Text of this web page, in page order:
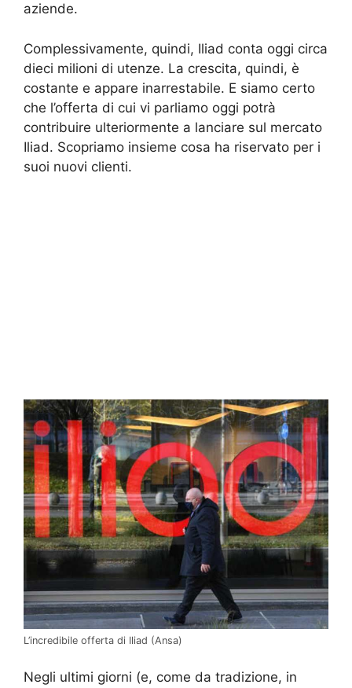
aziende.
Complessivamente, quindi, Iliad conta oggi circa
dieci milioni di utenze. La crescita, quindi, è
costante e appare inarrestabile. E siamo certo
che l’offerta di cui vi parliamo oggi potrà
contribuire ulteriormente a lanciare sul mercato
Iliad. Scopriamo insieme cosa ha riservato per i
suoi nuovi clienti.
L’incredibile offerta di Iliad (Ansa)
Negli ultimi giorni (e, come da tradizione, in